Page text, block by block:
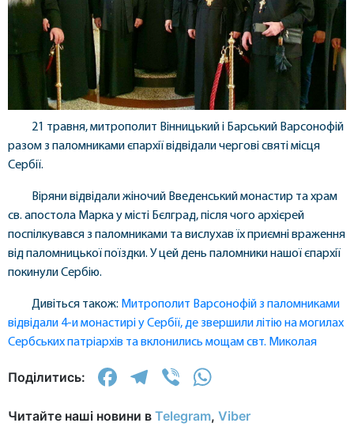
21 травня, митрополит Вінницький і Барський Варсонофій
разом з паломниками єпархії відвідали чергові святі місця
Сербії.
Віряни відвідали жіночий Введенський монастир та храм
св. апостола Марка у місті Бєлград, після чого архієрей
поспілкувався з паломниками та вислухав їх приємні враження
від паломницької поїздки. У цей день паломники нашої єпархії
покинули Сербію.
Дивіться також: Митрополит Варсонофій з паломниками
відвідали 4-и монастирі у Сербії, де звершили літію на могилах
Сербських патріархів та вклонились мощам свт. Миколая
Поділитись: Facebook
Telegram
Viber
Читайте наші новини в Telegram, Viber